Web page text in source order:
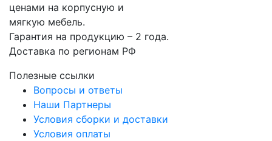
ценами на корпусную и
мягкую мебель.
Гарантия на продукцию – 2 года.
Доставка по регионам РФ
Полезные ссылки
Вопросы и ответы
Наши Партнеры
Условия сборки и доставки
Условия оплаты